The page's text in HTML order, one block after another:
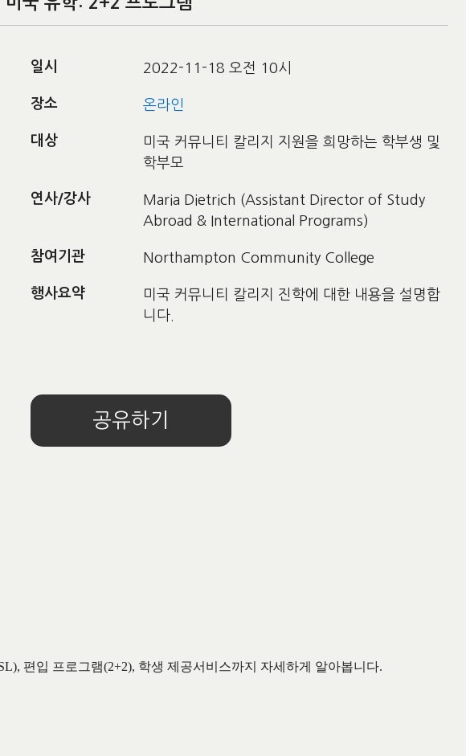
일시 2022-11-18 오전 10시
장소 온라인
대상
미국 커뮤니티 칼리지 지원을 희망하는 학부생 및
학부모
연사/강사
Maria Dietrich (Assistant Director of Study
Abroad & International Programs)
참여기관 Northampton Community College
행사요약
미국 커뮤니티 칼리지 진학에 대한 내용을 설명합
니다.
공유하기
편입 프로그램(2+2), 학생 제공서비스까지 자세하게 알아봅니다.